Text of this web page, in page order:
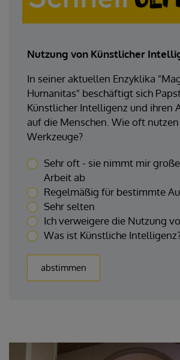
Nutzung von Künstlicher
In seiner aktuellen Enzyklika
Humanitas" beschäftigt sich
Künstlicher Intelligenz und ihren
auf die Menschen. Wie oft nutzen
Werkzeuge?
Sehr oft - sie nimmt mir
Arbeit ab
Regelmäßig für bestimmte
Sehr selten
Ich verweigere die Nutzung
Was ist Künstliche